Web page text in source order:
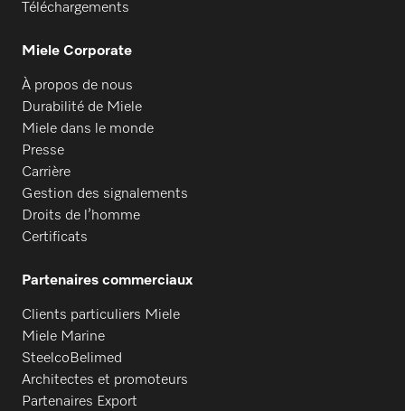
Téléchargements
Miele Corporate
À propos de nous
Durabilité de Miele
Miele dans le monde
Presse
Carrière
Gestion des signalements
Droits de l’homme
Certificats
Partenaires commerciaux
Clients particuliers Miele
Miele Marine
SteelcoBelimed
Architectes et promoteurs
Partenaires Export